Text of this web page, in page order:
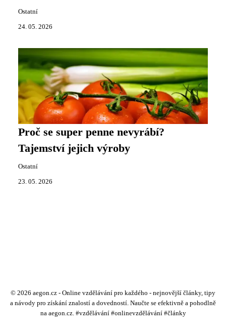
Ostatní
24. 05. 2026
Proč se super penne nevyrábí?
Tajemství jejich výroby
Ostatní
23. 05. 2026
© 2026 aegon.cz - Online vzdělávání pro každého - nejnovější články, tipy
a návody pro získání znalostí a dovedností. Naučte se efektivně a pohodlně
na aegon.cz. #vzdělávání #onlinevzdělávání #články